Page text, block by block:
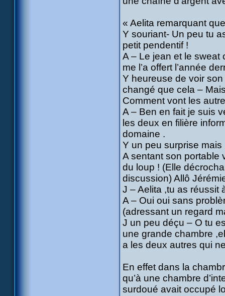
« Aelita remarquant
Y souriant- Un peu tu
petit pendentif !
A – Le jean et le sweat
me l’a offert l’année
Y heureuse de voir son
changé que cela –
Comment vont les
A – Ben en fait je suis
les deux en filière
domaine .
Y un peu surprise
A sentant son portable
du loup ! (Elle
discussion) Allô
J – Aelita ,tu as réussit
A – Oui oui sans
(adressant un regard
J un peu déçu – O tu
une grande chambre
a les deux autres qui
En effet dans la
qu’à une chambre
surdoué avait occupé